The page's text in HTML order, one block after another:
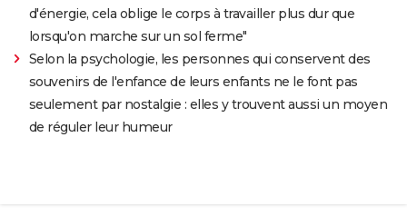
d'énergie, cela oblige le corps à travailler plus dur que
lorsqu'on marche sur un sol ferme"
Selon la psychologie, les personnes qui conservent des
souvenirs de l'enfance de leurs enfants ne le font pas
seulement par nostalgie : elles y trouvent aussi un moyen
de réguler leur humeur